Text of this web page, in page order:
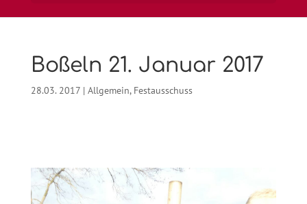
Boßeln 21. Januar 2017
28.03. 2017| Allgemein, Festausschuss